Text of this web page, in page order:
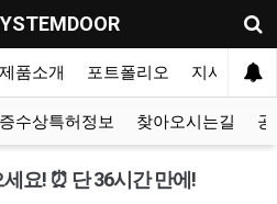
제품소개 포트폴리오 지사&대리
수상특허정보 찾아오시는길
요! ⏰ 단 36시간 만에!